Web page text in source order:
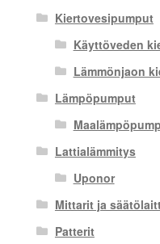
Kiertovesipumput
Käyttöveden
Lämmönjaon
Lämpöpumput
Lattialämmitys
Uponor
Mittarit ja
Patterit